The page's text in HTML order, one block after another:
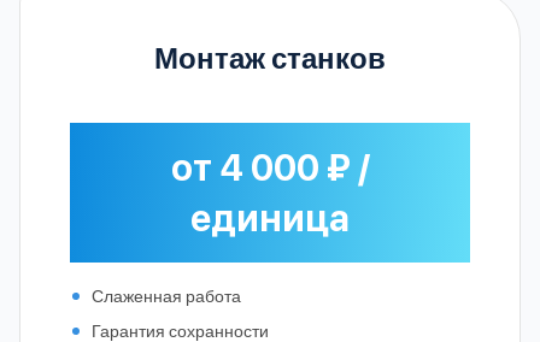
Монтаж станков
от 4 000 ₽ /
единица
Слаженная работа
Гарантия сохранности